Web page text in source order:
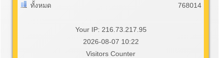
ทั้งหมด
768014
Your IP: 216.73.217.95
2026-08-07 10:22
Visitors Counter